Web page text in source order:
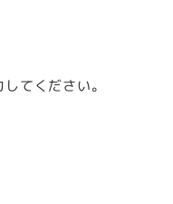
てください。